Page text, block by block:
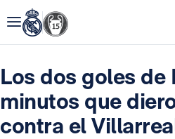
Los dos goles de
minutos que
contra el